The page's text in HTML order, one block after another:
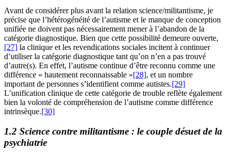
Avant de considérer plus avant la relation science/militantisme, je
précise que l’hétérogénéité de l’autisme et le manque de conception
unifiée ne doivent pas nécessairement mener à l’abandon de la
catégorie diagnostique. Bien que cette possibilité demeure ouverte,
[27] la clinique et les revendications sociales incitent à continuer
d’utiliser la catégorie diagnostique tant qu’on n’en a pas trouvé
d’autre(s). En effet, l’autisme continue d’être reconnu comme une
différence « hautement reconnaissable »[28], et un nombre
important de personnes s’identifient comme autistes.[29]
L’unification clinique de cette catégorie de trouble reflète également
bien la volonté de compréhension de l’autisme comme différence
intrinsèque.[30]
1.2 Science contre militantisme : le couple désuet de la
psychiatrie